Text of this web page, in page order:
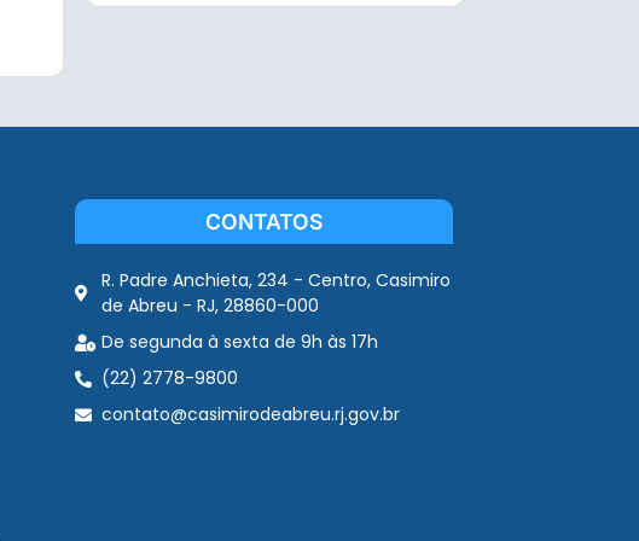
CONTATOS
R. Padre Anchieta, 234 - Centro, Casimiro
de Abreu - RJ, 28860-000
De segunda à sexta de 9h às 17h
(22) 2778-9800
contato@casimirodeabreu.rj.gov.br